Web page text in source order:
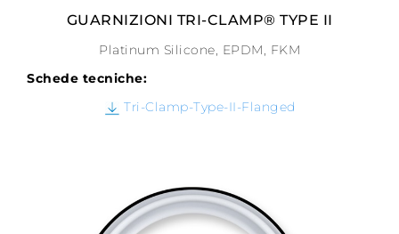
GUARNIZIONI TRI-CLAMP® TYPE II
Platinum Silicone, EPDM, FKM
Schede tecniche:
Tri-Clamp-Type-II-Flanged